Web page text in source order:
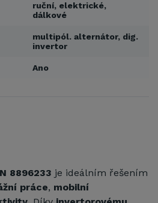
ruční, elektrické,
dálkové
multipól. alternátor, dig.
invertor
Ano
8896233 je ideálním řešením
práce, mobilní